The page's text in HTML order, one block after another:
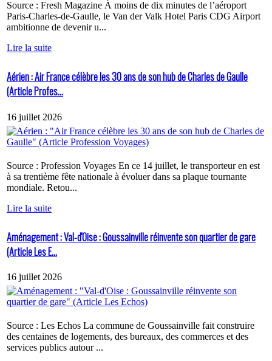
Source : Fresh Magazine À moins de dix minutes de l’aéroport
Paris-Charles-de-Gaulle, le Van der Valk Hotel Paris CDG Airport
ambitionne de devenir u...
Lire la suite
Aérien : Air France célèbre les 30 ans de son hub de Charles de Gaulle
(Article Profes...
16 juillet 2026
Source : Profession Voyages En ce 14 juillet, le transporteur en est
à sa trentième fête nationale à évoluer dans sa plaque tournante
mondiale. Retou...
Lire la suite
Aménagement : Val-d'Oise : Goussainville réinvente son quartier de gare
(Article Les E...
16 juillet 2026
Source : Les Echos La commune de Goussainville fait construire
des centaines de logements, des bureaux, des commerces et des
services publics autour ...